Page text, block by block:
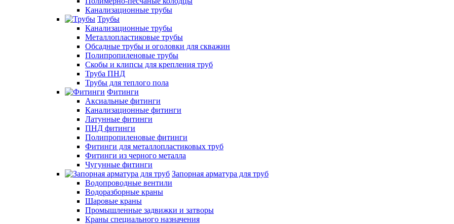
Канализационные трубы
Трубы
Канализационные трубы
Металлопластиковые трубы
Обсадные трубы и оголовки для скважин
Полипропиленовые трубы
Скобы и клипсы для крепления труб
Труба ПНД
Трубы для теплого пола
Фитинги
Аксиальные фитинги
Канализационные фитинги
Латунные фитинги
ПНД фитинги
Полипропиленовые фитинги
Фитинги для металлопластиковых труб
Фитинги из черного металла
Чугунные фитинги
Запорная арматура для труб
Водопроводные вентили
Водоразборные краны
Шаровые краны
Промышленные задвижки и затворы
Краны специального назначения